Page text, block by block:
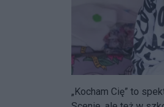
„Kocham Cię” to